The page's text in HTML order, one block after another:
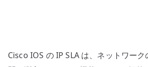
い
Cisco IOS の IP SLA は、ネットワー